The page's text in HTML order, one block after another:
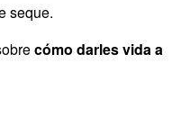
seque.
cómo darles vida a